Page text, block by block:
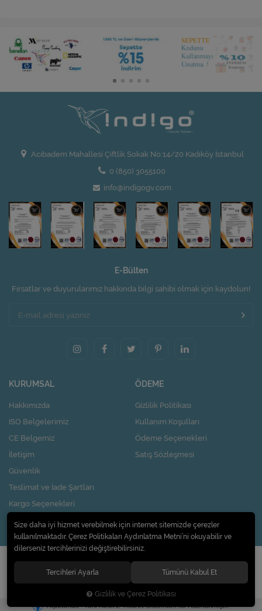
Acıbadem Mahallesi Çiftlik Sokak No:14/20 Kadıköy İstanbul
0 (850) 3055100
info@indigogv.com
E-Bülten
Fırsatlar ve duyurularımız hakkında bilgi sahibi olmak için kaydolun!
KURUMSAL
Hakkımızda
ISO Belgelerimiz
CE Belgemiz
İletişim
Güvenlik
Teslimat ve İade Şartları
Kargo Seçenekleri
Nasıl Kupon Kazanırım?
ÖDEME
Gizlilik Politikası
Kullanım Koşulları
Ödeme Seçenekleri
Satış Sözleşmesi
© 2020Pi Design İç ve Dış Ticaret Limited Şirketi. Tüm hakları saklıdır.
Hipotenüs Yeni Nesil E-Ticaret Sistemleri ile Hazırlanmıştır.
Size daha iyi hizmet verebilmek için internet sitemizde çerezler
kullanılmaktadır. Çerez Politikaları Aydınlatma Metni’ni okuyabilir ve
dilerseniz tercihlerinizi değiştirebilirsiniz.
Tercihleri Ayarla Tümünü Kabul Et
Gizlilik ve Çerez Politikası